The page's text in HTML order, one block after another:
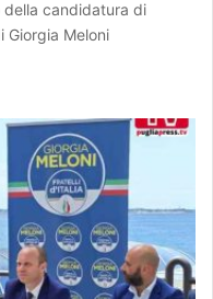
della candidatura di
Giorgia Meloni